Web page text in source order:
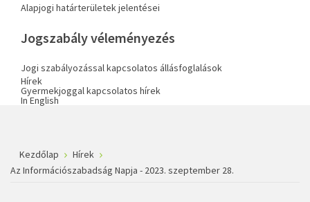
Alapjogi határterületek jelentései
Jogszabály véleményezés
Jogi szabályozással kapcsolatos állásfoglalások
Hírek
Gyermekjoggal kapcsolatos hírek
In English
Kezdőlap
Hírek
Az Információszabadság Napja - 2023. szeptember 28.